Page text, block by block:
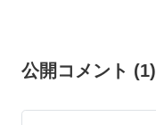
公開コメント (1)